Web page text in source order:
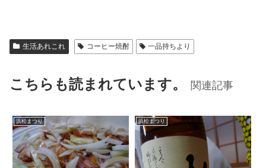
生活あれこれ コーヒー焼酎 一品持ちより
こちらも読まれています。 関連記事
浜松まつり 浜松まつり